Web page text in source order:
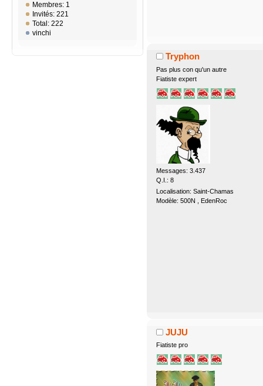
Membres: 1
Invités: 221
Total: 222
vinchi
Tryphon
Pas plus con qu'un autre
Fiatiste expert
Messages: 3.437
Q.I.: 8
Localisation: Saint-Chamas
Modèle: 500N , EdenRoc
JUJU
Fiatiste pro